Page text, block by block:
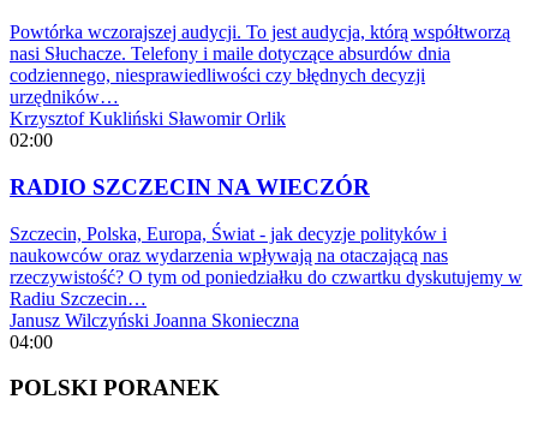
Powtórka wczorajszej audycji. To jest audycja, którą współtworzą
nasi Słuchacze. Telefony i maile dotyczące absurdów dnia
codziennego, niesprawiedliwości czy błędnych decyzji
urzędników…
Krzysztof Kukliński Sławomir Orlik
02:00
RADIO SZCZECIN NA WIECZÓR
Szczecin, Polska, Europa, Świat - jak decyzje polityków i
naukowców oraz wydarzenia wpływają na otaczającą nas
rzeczywistość? O tym od poniedziałku do czwartku dyskutujemy w
Radiu Szczecin…
Janusz Wilczyński Joanna Skonieczna
04:00
POLSKI PORANEK